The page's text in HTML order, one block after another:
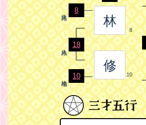
林
8
8
18
修
10
10